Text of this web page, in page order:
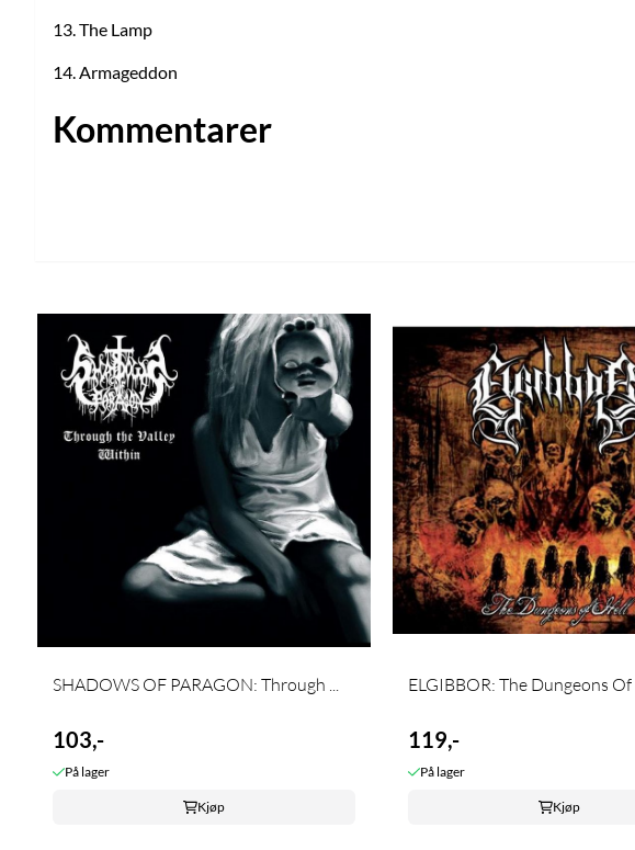
13. The Lamp
14. Armageddon
Kommentarer
SHADOWS OF PARAGON: Through ...
103,-
På lager
Kjøp
ELGIBBOR: The Dungeons Of ...
119,-
På lager
Kjøp